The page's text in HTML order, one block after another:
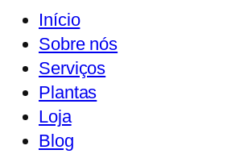
Início
Sobre nós
Serviços
Plantas
Loja
Blog